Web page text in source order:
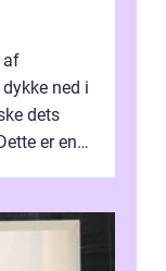
af
ned i
dets
er en